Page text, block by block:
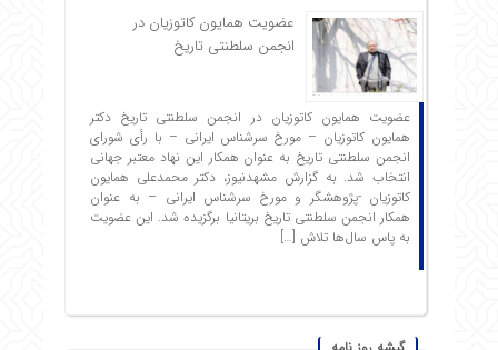
عضویت همایون کاتوزیان در
انجمن سلطنتی تاریخ
عضویت همایون کاتوزیان در انجمن سلطنتی تاریخ دکتر
همایون کاتوزیان – مورخ سرشناس ایرانی – با رأی شورای
انجمن سلطنتی تاریخ به عنوان همکار این نهاد معتبر جهانی
انتخاب شد. به گزارش مشهدنیوز، دکتر محمدعلی همایون
کاتوزیان -پژوهشگر و مورخ سرشناس ایرانی – به عنوان
همکار انجمن سلطنتی تاریخ بریتانیا برگزیده شد. این عضویت
به پاس سال‌ها تلاش […]